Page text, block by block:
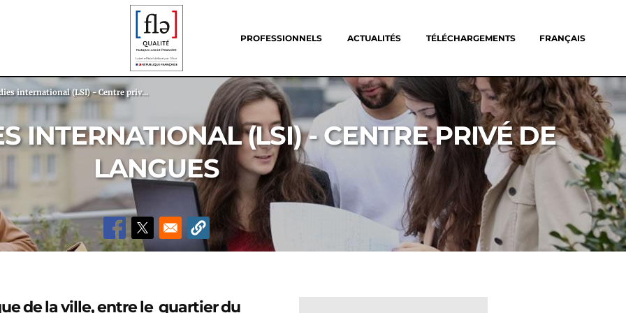
PROFESSIONNELS ACTUALITÉS TÉLÉCHARGEMENTS FRANÇAIS
international (LSI) - Centre priv...
INTERNATIONAL (LSI) - CENTRE PRIVÉ DE
LANGUES
de la ville, entre le quartier du